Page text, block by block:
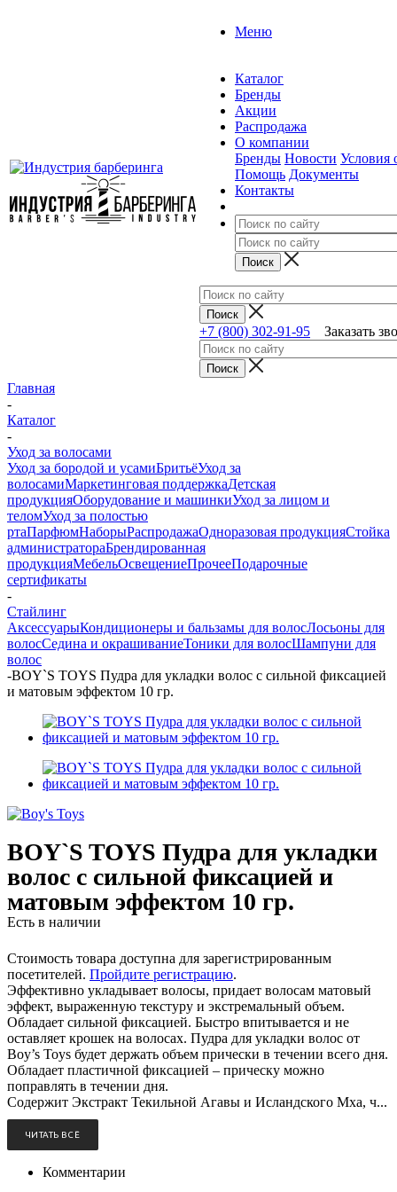
Меню
Каталог
Бренды
Акции
Распродажа
О компании
Бренды Новости Условия
Помощь Документы
Контакты
+7 (800) 302-91-95 Заказать
Главная
-
Каталог
-
Уход за волосами
Уход за бородой и усамиБритьёУход за
волосамиМаркетинговая поддержкаДетская
продукцияОборудование и машинкиУход за лицом и
теломУход за полостью
ртаПарфюмНаборыРаспродажаОдноразовая продукцияСтойка
администратораБрендированная
продукцияМебельОсвещениеПрочееПодарочные
сертификаты
-
Стайлинг
АксессуарыКондиционеры и бальзамы для волосЛосьоны для
волосСедина и окрашиваниеТоники для волосШампуни для
волос
-BOY`S TOYS Пудра для укладки волос с сильной фиксацией
и матовым эффектом 10 гр.
BOY`S TOYS Пудра для укладки
волос с сильной фиксацией и
матовым эффектом 10 гр.
Есть в наличии
Стоимость товара доступна для зарегистрированным
посетителей. Пройдите регистрацию.
Эффективно укладывает волосы, придает волосам матовый
эффект, выраженную текстуру и экстремальный объем.
Обладает сильной фиксацией. Быстро впитывается и не
оставляет крошек на волосах. Пудра для укладки волос от
Boy’s Toys будет держать объем прически в течении всего дня.
Обладает пластичной фиксацией – прическу можно
поправлять в течении дня.
Содержит Экстракт Текильной Агавы и Исландского Мха, ч...
ЧИТАТЬ ВСЁ
Комментарии